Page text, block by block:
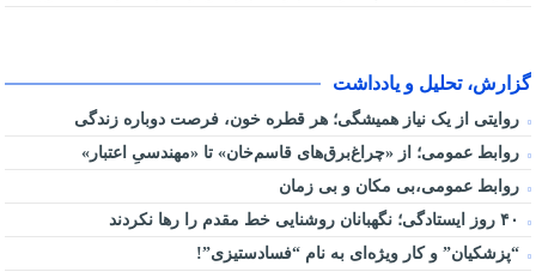
گزارش، تحلیل و یادداشت
روایتی از یک نیاز همیشگی؛ هر قطره خون، فرصت دوباره زندگی
روابط عمومی؛ از «چراغ‌برق‌های قاسم‌خان» تا «مهندسیِ اعتبار»
روابط عمومی،بی مکان و بی زمان
“پزشکیان” و کار ویژه‌ای به نام “فسادستیزی”!